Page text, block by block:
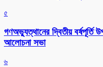
৫
গণঅভ্যুত্থানের দ্বিতীয় বর্ষপূর্তি
আলোচনা সভা
৬